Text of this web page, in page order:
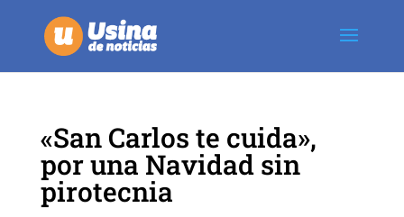
«San Carlos te cuida»,
por una Navidad sin
pirotecnia